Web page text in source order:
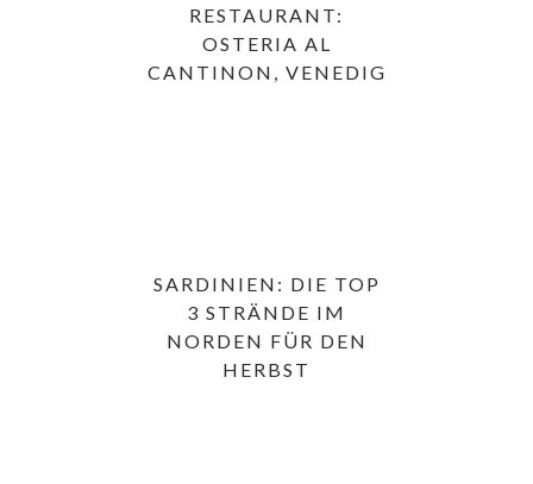
RESTAURANT:
OSTERIA AL
CANTINON, VENEDIG
SARDINIEN: DIE TOP
3 STRÄNDE IM
NORDEN FÜR DEN
HERBST